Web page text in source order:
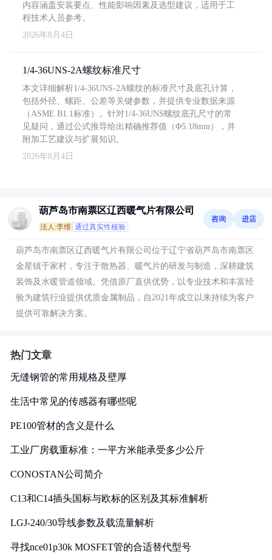
内容涵盖安装要点、性能影响因素及选型建议，适用于工
程技术人员参考。
2026年8月4日
1/4-36UNS-2A螺纹标准尺寸
本文详细解析1/4-36UNS-2A螺纹的标准尺寸及底孔计算，
包括外径、螺距、公差等关键参数，并提供专业数据来源
（ASME B1.1标准）。针对1/4-36UNS螺纹底孔尺寸的常
见疑问，通过公式推导给出精确推荐值（Φ5.18mm），并
附加工艺建议与扩展知识。
2026年8月4日
葫芦岛市南票区辽西暖气片有限公司
法人:李维 通过真实性核验
咨询 进店
葫芦岛市南票区辽西暖气片有限公司位于辽宁省葫芦岛市南票区
金星镇于家村，专注于散热器、暖气片的研发与制造，深耕建筑
装饰及水暖管道领域。凭借原厂直供优势，以专业技术和丰富经
验为建筑行业提供优质金属制品，自2021年成立以来持续为客户
提供可靠解决方案。
热门文章
无缝钢管的常用规格及壁厚
生活中常见的传感器有哪些呢
PE100管材的含义是什么
工业厂房载重标准：一平方米能承受多少公斤
CONOSTAN公司简介
C13和C14插头国标与欧标的区别及其标准解析
LGJ-240/30导线参数及载流量解析
寻找nce01p30k MOSFET管的合适替代型号